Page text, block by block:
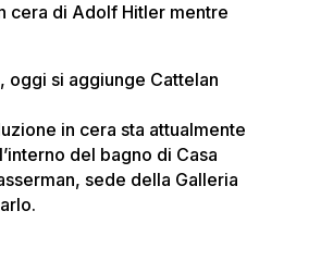
cera di Adolf Hitler mentre
oggi si aggiunge Cattelan
in cera sta attualmente
del bagno di Casa
sede della Galleria